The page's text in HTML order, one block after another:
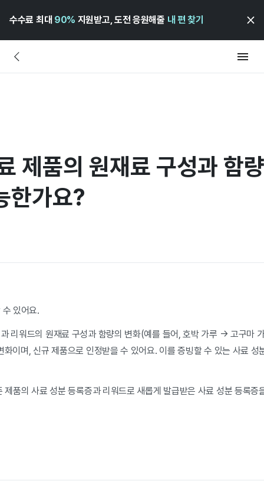
수수료 최대 90% 지원받고, 도전 응원해줄 내 편 찾기
제품의 원재료 구성과 함
한가요?
있어요.
리워드의 원재료 구성과 함량의 변화(예를 들어, 호박 가루 → 고구마
이며, 신규 제품으로 인정받을 수 있어요. 이를 증빙할 수 있는 사료 성
제품의 사료 성분 등록증과 리워드로 새롭게 발급받은 사료 성분 등록증